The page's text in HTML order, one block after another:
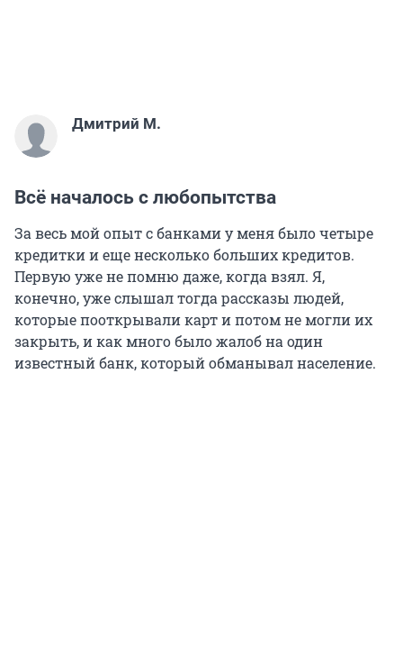
Дмитрий М.
Всё началось с любопытства
За весь мой опыт с банками у меня было четыре
кредитки и еще несколько больших кредитов.
Первую уже не помню даже, когда взял. Я,
конечно, уже слышал тогда рассказы людей,
которые пооткрывали карт и потом не могли их
закрыть, и как много было жалоб на один
известный банк, который обманывал население.